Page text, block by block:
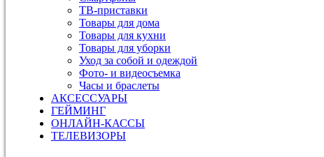
ТВ-приставки
Товары для дома
Товары для кухни
Товары для уборки
Уход за собой и одеждой
Фото- и видеосъемка
Часы и браслеты
АКСЕССУАРЫ
ГЕЙМИНГ
ОНЛАЙН-КАССЫ
ТЕЛЕВИЗОРЫ